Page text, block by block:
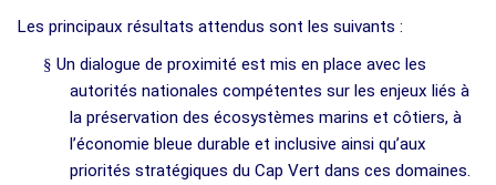
Les principaux résultats attendus sont les suivants :
§ Un dialogue de proximité est mis en place avec les
autorités nationales compétentes sur les enjeux liés à
la préservation des écosystèmes marins et côtiers, à
l’économie bleue durable et inclusive ainsi qu’aux
priorités stratégiques du Cap Vert dans ces domaines.